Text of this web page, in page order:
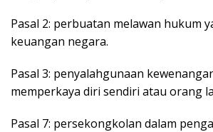
Pasal 2: perbuatan melawan hukum
keuangan negara.
Pasal 3: penyalahgunaan
memperkaya diri sendiri atau orang
Pasal 7: persekongkolan dalam